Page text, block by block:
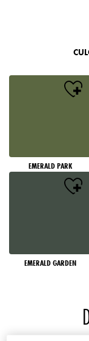
EMERALD PARK
EMERALD GARDEN